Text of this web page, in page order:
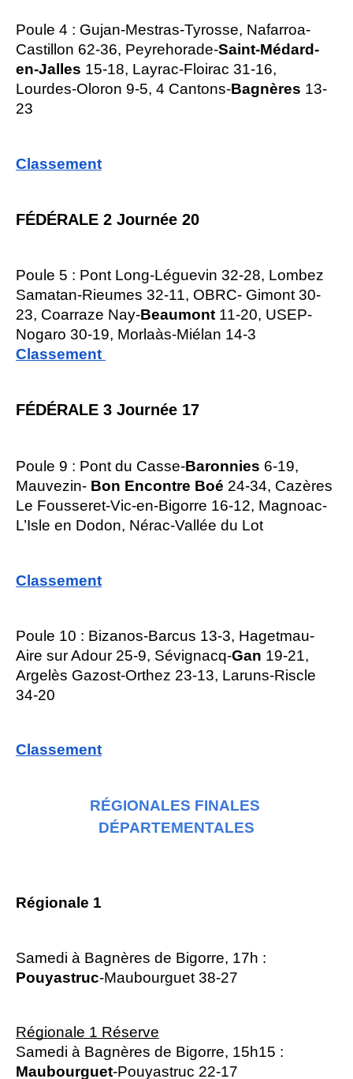
Poule 4 : Gujan-Mestras-Tyrosse, Nafarroa-
Castillon 62-36, Peyrehorade-Saint-Médard-
en-Jalles 15-18, Layrac-Floirac 31-16,
Lourdes-Oloron 9-5, 4 Cantons-Bagnères 13-
23
Classement
FÉDÉRALE 2 Journée 20
Poule 5 : Pont Long-Léguevin 32-28, Lombez
Samatan-Rieumes 32-11, OBRC- Gimont 30-
23, Coarraze Nay-Beaumont 11-20, USEP-
Nogaro 30-19, Morlaàs-Miélan 14-3
Classement
FÉDÉRALE 3 Journée 17
Poule 9 : Pont du Casse-Baronnies 6-19,
Mauvezin- Bon Encontre Boé 24-34, Cazères
Le Fousseret-Vic-en-Bigorre 16-12, Magnoac-
L’Isle en Dodon, Nérac-Vallée du Lot
Classement
Poule 10 : Bizanos-Barcus 13-3, Hagetmau-
Aire sur Adour 25-9, Sévignacq-Gan 19-21,
Argelès Gazost-Orthez 23-13, Laruns-Riscle
34-20
Classement
RÉGIONALES FINALES
DÉPARTEMENTALES
Régionale 1
Samedi à Bagnères de Bigorre, 17h :
Pouyastruc-Maubourguet 38-27
Régionale 1 Réserve
Samedi à Bagnères de Bigorre, 15h15 :
Maubourguet-Pouyastruc 22-17